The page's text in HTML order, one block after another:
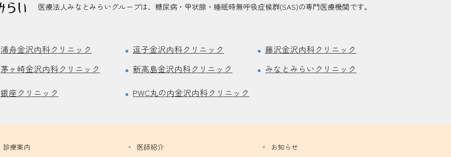
医療法人みなとみらいグループは、糖尿病・甲状腺・睡眠時無呼吸症候群(SAS)の専門医療機関です。
浦舟金沢内科クリニック 逗子金沢内科クリニック
藤沢金沢内科クリニック
茅ヶ崎金沢内科クリニック 新高島金沢内科クリニック みなとみらいクリニック
銀座クリニック PWC丸の内金沢内科クリニック
診療案内 医師紹介 お知らせ